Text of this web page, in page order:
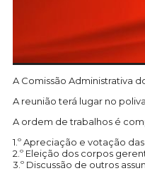
A Comissão Administrativa
A reunião terá lugar no
A ordem de trabalhos é
1.º Apreciação e votação
2.º Eleição dos corpos
3.º Discussão de outros